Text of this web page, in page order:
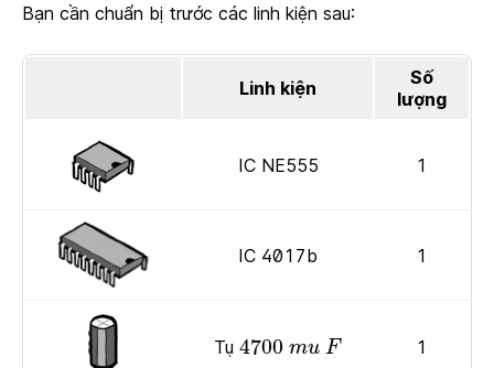
Bạn cần chuẩn bị trước các linh kiện sau:
Linh kiện
Số
lượng
IC NE555 1
IC 4017b 1
Tụ 4700
4700mu
mu F
F 1